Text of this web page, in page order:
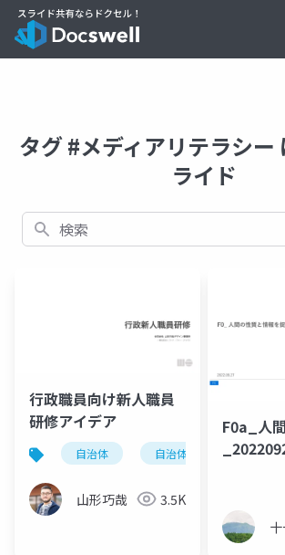
タグ #メディアリテラシー
ライド
検索
行政職員向け新人職員
研修アイデア
自治体 自治体dx
山形巧哉 3.5K
F0a_人